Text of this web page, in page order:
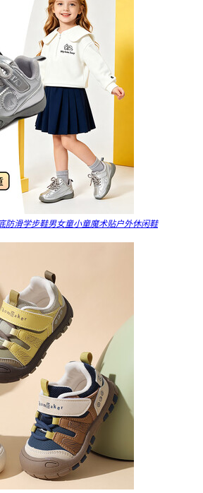
防滑学步鞋男女童小童魔术贴户外休闲鞋